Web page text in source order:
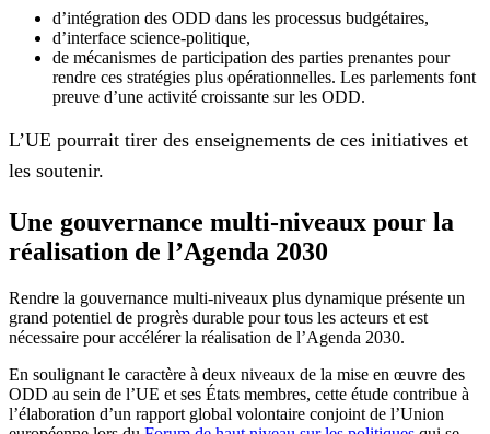
d’intégration des ODD dans les processus budgétaires,
d’interface science-politique,
de mécanismes de participation des parties prenantes pour
rendre ces stratégies plus opérationnelles. Les parlements font
preuve d’une activité croissante sur les ODD.
L’UE pourrait tirer des enseignements de ces initiatives et
les soutenir.
Une gouvernance multi-niveaux pour la
réalisation de l’Agenda 2030
Rendre la gouvernance multi-niveaux plus dynamique présente un
grand potentiel de progrès durable pour tous les acteurs et est
nécessaire pour accélérer la réalisation de l’Agenda 2030.
En soulignant le caractère à deux niveaux de la mise en œuvre des
ODD au sein de l’UE et ses États membres, cette étude contribue à
l’élaboration d’un rapport global volontaire conjoint de l’Union